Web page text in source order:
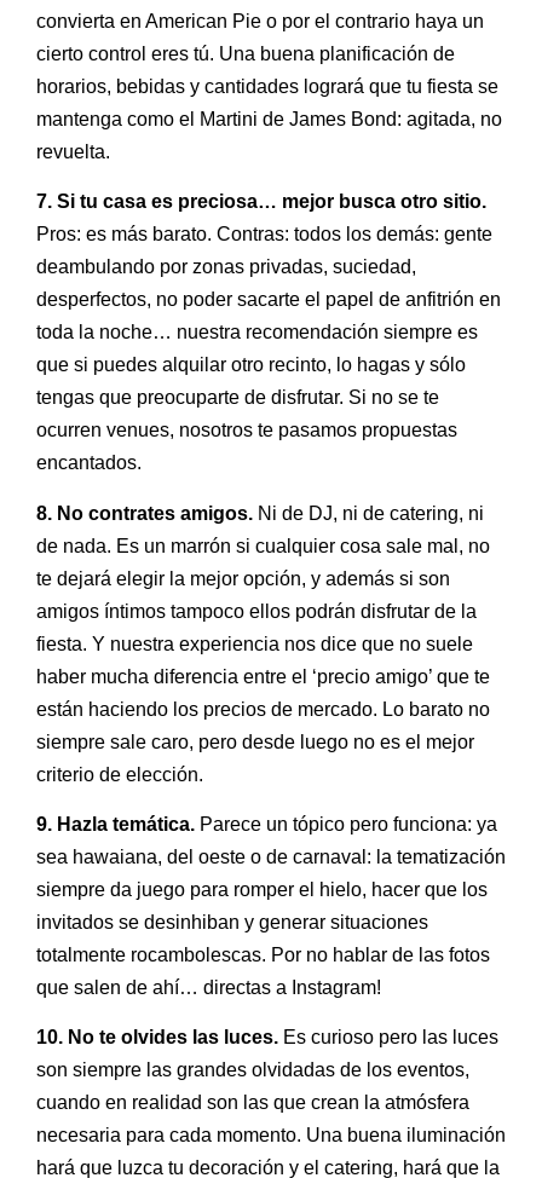
convierta en American Pie o por el contrario haya un
cierto control eres tú. Una buena planificación de
horarios, bebidas y cantidades logrará que tu fiesta se
mantenga como el Martini de James Bond: agitada, no
revuelta.
7. Si tu casa es preciosa… mejor busca otro sitio.
Pros: es más barato. Contras: todos los demás: gente
deambulando por zonas privadas, suciedad,
desperfectos, no poder sacarte el papel de anfitrión en
toda la noche… nuestra recomendación siempre es
que si puedes alquilar otro recinto, lo hagas y sólo
tengas que preocuparte de disfrutar. Si no se te
ocurren venues, nosotros te pasamos propuestas
encantados.
8. No contrates amigos. Ni de DJ, ni de catering, ni
de nada. Es un marrón si cualquier cosa sale mal, no
te dejará elegir la mejor opción, y además si son
amigos íntimos tampoco ellos podrán disfrutar de la
fiesta. Y nuestra experiencia nos dice que no suele
haber mucha diferencia entre el ‘precio amigo’ que te
están haciendo los precios de mercado. Lo barato no
siempre sale caro, pero desde luego no es el mejor
criterio de elección.
9. Hazla temática. Parece un tópico pero funciona: ya
sea hawaiana, del oeste o de carnaval: la tematización
siempre da juego para romper el hielo, hacer que los
invitados se desinhiban y generar situaciones
totalmente rocambolescas. Por no hablar de las fotos
que salen de ahí… directas a Instagram!
10. No te olvides las luces. Es curioso pero las luces
son siempre las grandes olvidadas de los eventos,
cuando en realidad son las que crean la atmósfera
necesaria para cada momento. Una buena iluminación
hará que luzca tu decoración y el catering, hará que la